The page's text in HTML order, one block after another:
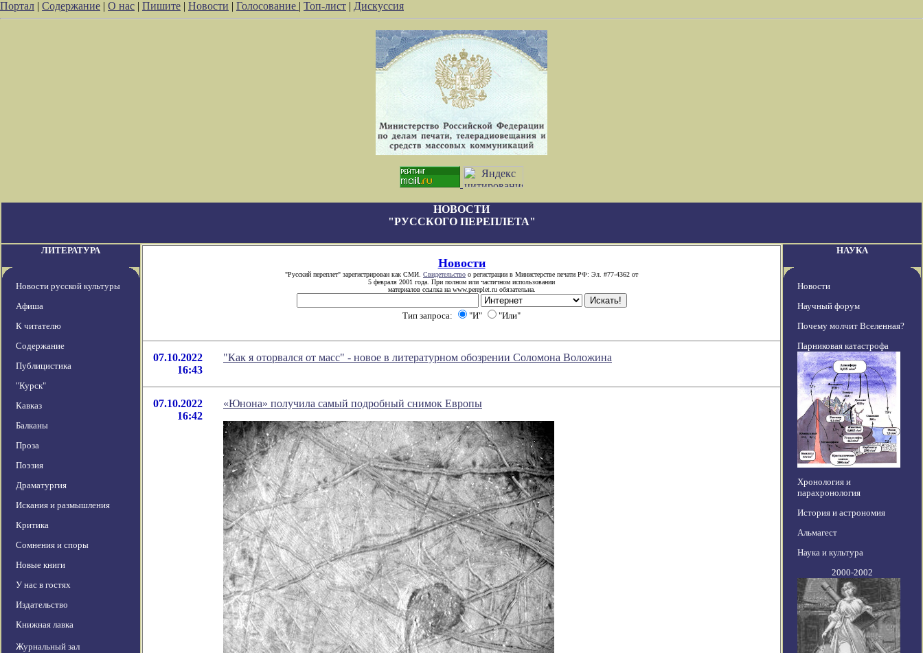
Портал | Содержание | О нас | Пишите | Новости | Голосование | Топ-лист | Дискуссия
НОВОСТИ
"РУССКОГО ПЕРЕПЛЕТА"
ЛИТЕРАТУРА
Новости русской культуры
Афиша
К читателю
Содержание
Публицистика
"Курск"
Кавказ
Балканы
Проза
Поэзия
Драматургия
Искания и размышления
Критика
Сомнения и споры
Новые книги
У нас в гостях
Издательство
Книжная лавка
Журнальный зал
Новости
"Русский переплет" зарегистрирован как СМИ. Свидетельство о регистрации в Министерстве печати РФ: Эл. #77-4362 от
5 февраля 2001 года. При полном или частичном использовании
материалов ссылка на www.pereplet.ru обязательна.
Тип запроса: "И" "Или"
07.10.2022
16:43
"Как я оторвался от масс" - новое в литературном обозрении Соломона Воложина
07.10.2022
16:42
«Юнона» получила самый подробный снимок Европы
НАУКА
Новости
Научный форум
Почему молчит Вселенная?
Парниковая катастрофа
Хронология и
парахронология
История и астрономия
Альмагест
Наука и культура
2000-2002